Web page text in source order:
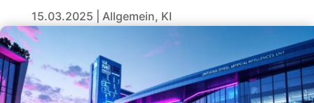
15.03.2025 Allgemein, KI